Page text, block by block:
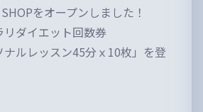
をオープンしました！
リダイエット回数券
ルレッスン45分ｘ10枚」 を登